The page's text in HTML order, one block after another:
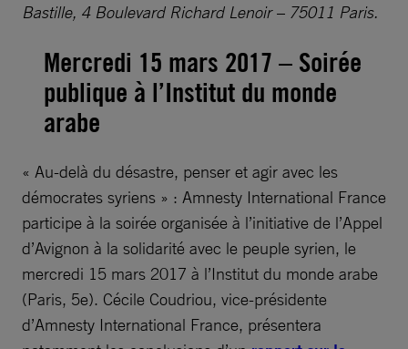
Bastille, 4 Boulevard Richard Lenoir – 75011 Paris.
Mercredi 15 mars 2017 – Soirée
publique à l’Institut du monde
arabe
« Au-delà du désastre, penser et agir avec les
démocrates syriens » : Amnesty International France
participe à la soirée organisée à l’initiative de l’Appel
d’Avignon à la solidarité avec le peuple syrien, le
mercredi 15 mars 2017 à l’Institut du monde arabe
(Paris, 5e). Cécile Coudriou, vice-présidente
d’Amnesty International France, présentera